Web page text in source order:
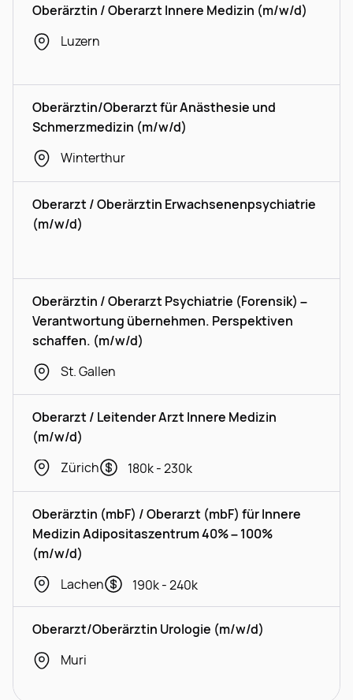
Oberärztin / Oberarzt Innere Medizin (m/w/d)
Luzern
Oberärztin/Oberarzt für Anästhesie und
Schmerzmedizin (m/w/d)
Winterthur
Oberarzt / Oberärztin Erwachsenenpsychiatrie
(m/w/d)
Oberärztin / Oberarzt Psychiatrie (Forensik) –
Verantwortung übernehmen. Perspektiven
schaffen. (m/w/d)
St. Gallen
Oberarzt / Leitender Arzt Innere Medizin
(m/w/d)
Zürich
180k - 230k
Oberärztin (mbF) / Oberarzt (mbF) für Innere
Medizin Adipositaszentrum 40% – 100%
(m/w/d)
Lachen
190k - 240k
Oberarzt/Oberärztin Urologie (m/w/d)
Muri